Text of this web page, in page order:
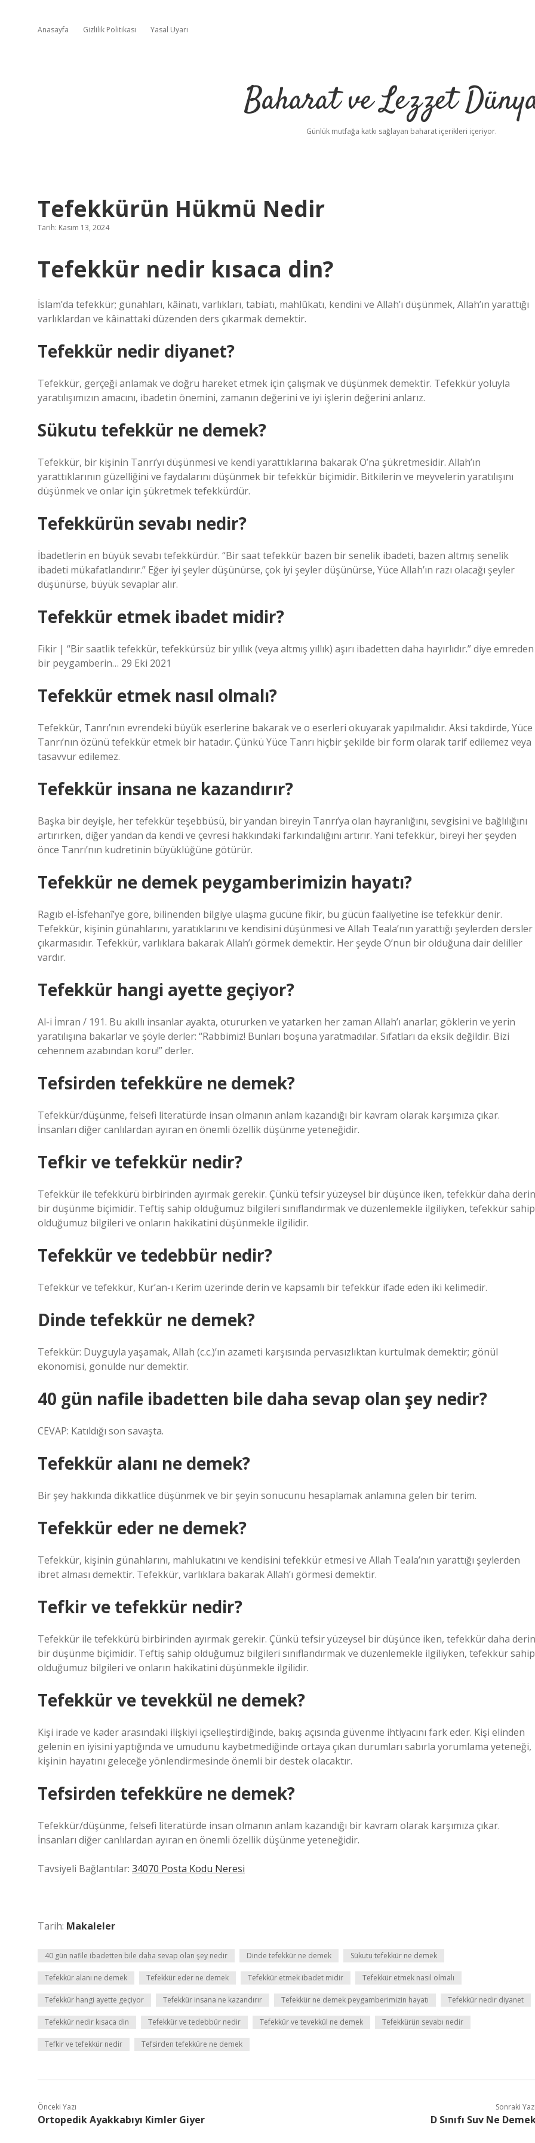
Anasayfa Gizlilik Politikası Yasal Uyarı
Baharat ve Lezzet
Günlük mutfağa katkı sağlayan baharat içerikleri içeriyor.
Tefekkürün Hükmü Nedir
Tarih: Kasım 13, 2024
Tefekkür nedir kısaca din?
İslam’da tefekkür; günahları, kâinatı, varlıkları, tabiatı, mahlûkatı, kendini ve Allah’ı düşünmek, Allah’ın yarattığı
varlıklardan ve kâinattaki düzenden ders çıkarmak demektir.
Tefekkür nedir diyanet?
Tefekkür, gerçeği anlamak ve doğru hareket etmek için çalışmak ve düşünmek demektir. Tefekkür yoluyla
yaratılışımızın amacını, ibadetin önemini, zamanın değerini ve iyi işlerin değerini anlarız.
Sükutu tefekkür ne demek?
Tefekkür, bir kişinin Tanrı’yı ​​düşünmesi ve kendi yarattıklarına bakarak O’na şükretmesidir. Allah’ın
yarattıklarının güzelliğini ve faydalarını düşünmek bir tefekkür biçimidir. Bitkilerin ve meyvelerin yaratılışını
düşünmek ve onlar için şükretmek tefekkürdür.
Tefekkürün sevabı nedir?
İbadetlerin en büyük sevabı tefekkürdür. “Bir saat tefekkür bazen bir senelik ibadeti, bazen altmış senelik
ibadeti mükafatlandırır.” Eğer iyi şeyler düşünürse, çok iyi şeyler düşünürse, Yüce Allah’ın razı olacağı şeyler
düşünürse, büyük sevaplar alır.
Tefekkür etmek ibadet midir?
Fikir | “Bir saatlik tefekkür, tefekkürsüz bir yıllık (veya altmış yıllık) aşırı ibadetten daha hayırlıdır.” diye emreden
bir peygamberin… 29 Eki 2021
Tefekkür etmek nasıl olmalı?
Tefekkür, Tanrı’nın evrendeki büyük eserlerine bakarak ve o eserleri okuyarak yapılmalıdır. Aksi takdirde, Yüce
Tanrı’nın özünü tefekkür etmek bir hatadır. Çünkü Yüce Tanrı hiçbir şekilde bir form olarak tarif edilemez veya
tasavvur edilemez.
Tefekkür insana ne kazandırır?
Başka bir deyişle, her tefekkür teşebbüsü, bir yandan bireyin Tanrı’ya olan hayranlığını, sevgisini ve bağlılığını
artırırken, diğer yandan da kendi ve çevresi hakkındaki farkındalığını artırır. Yani tefekkür, bireyi her şeyden
önce Tanrı’nın kudretinin büyüklüğüne götürür.
Tefekkür ne demek peygamberimizin hayatı?
Ragıb el-İsfehanî’ye göre, bilinenden bilgiye ulaşma gücüne fikir, bu gücün faaliyetine ise tefekkür denir.
Tefekkür, kişinin günahlarını, yaratıklarını ve kendisini düşünmesi ve Allah Teala’nın yarattığı şeylerden dersler
çıkarmasıdır. Tefekkür, varlıklara bakarak Allah’ı görmek demektir. Her şeyde O’nun bir olduğuna dair deliller
vardır.
Tefekkür hangi ayette geçiyor?
Al-i İmran / 191. Bu akıllı insanlar ayakta, otururken ve yatarken her zaman Allah’ı anarlar; göklerin ve yerin
yaratılışına bakarlar ve şöyle derler: “Rabbimiz! Bunları boşuna yaratmadılar. Sıfatları da eksik değildir. Bizi
cehennem azabından koru!” derler.
Tefsirden tefekküre ne demek?
Tefekkür/düşünme, felsefi literatürde insan olmanın anlam kazandığı bir kavram olarak karşımıza çıkar.
İnsanları diğer canlılardan ayıran en önemli özellik düşünme yeteneğidir.
Tefkir ve tefekkür nedir?
Tefekkür ile tefekkürü birbirinden ayırmak gerekir. Çünkü tefsir yüzeysel bir düşünce iken, tefekkür daha derin
bir düşünme biçimidir. Teftiş sahip olduğumuz bilgileri sınıflandırmak ve düzenlemekle ilgiliyken, tefekkür sahip
olduğumuz bilgileri ve onların hakikatini düşünmekle ilgilidir.
Tefekkür ve tedebbür nedir?
Tefekkür ve tefekkür, Kur’an-ı Kerim üzerinde derin ve kapsamlı bir tefekkür ifade eden iki kelimedir.
Dinde tefekkür ne demek?
Tefekkür: Duyguyla yaşamak, Allah (c.c.)’ın azameti karşısında pervasızlıktan kurtulmak demektir; gönül
ekonomisi, gönülde nur demektir.
40 gün nafile ibadetten bile daha sevap olan şey nedir?
CEVAP: Katıldığı son savaşta.
Tefekkür alanı ne demek?
Bir şey hakkında dikkatlice düşünmek ve bir şeyin sonucunu hesaplamak anlamına gelen bir terim.
Tefekkür eder ne demek?
Tefekkür, kişinin günahlarını, mahlukatını ve kendisini tefekkür etmesi ve Allah Teala’nın yarattığı şeylerden
ibret alması demektir. Tefekkür, varlıklara bakarak Allah’ı görmesi demektir.
Tefkir ve tefekkür nedir?
Tefekkür ile tefekkürü birbirinden ayırmak gerekir. Çünkü tefsir yüzeysel bir düşünce iken, tefekkür daha derin
bir düşünme biçimidir. Teftiş sahip olduğumuz bilgileri sınıflandırmak ve düzenlemekle ilgiliyken, tefekkür sahip
olduğumuz bilgileri ve onların hakikatini düşünmekle ilgilidir.
Tefekkür ve tevekkül ne demek?
Kişi irade ve kader arasındaki ilişkiyi içselleştirdiğinde, bakış açısında güvenme ihtiyacını fark eder. Kişi elinden
gelenin en iyisini yaptığında ve umudunu kaybetmediğinde ortaya çıkan durumları sabırla yorumlama yeteneği,
kişinin hayatını geleceğe yönlendirmesinde önemli bir destek olacaktır.
Tefsirden tefekküre ne demek?
Tefekkür/düşünme, felsefi literatürde insan olmanın anlam kazandığı bir kavram olarak karşımıza çıkar.
İnsanları diğer canlılardan ayıran en önemli özellik düşünme yeteneğidir.
Tavsiyeli Bağlantılar: 34070 Posta Kodu Neresi
Tarih: Makaleler
40 gün nafile ibadetten bile daha sevap olan şey nedir Dinde tefekkür ne demek Sükutu tefekkür ne demek
Tefekkür alanı ne demek Tefekkür eder ne demek Tefekkür etmek ibadet midir Tefekkür etmek nasıl olmalı
Tefekkür hangi ayette geçiyor Tefekkür insana ne kazandırır Tefekkür ne demek peygamberimizin hayatı Tefekkür nedir diyanet
Tefekkür nedir kısaca din Tefekkür ve tedebbür nedir Tefekkür ve tevekkül ne demek Tefekkürün sevabı nedir
Tefkir ve tefekkür nedir Tefsirden tefekküre ne demek
Önceki Yazı
Ortopedik Ayakkabıyı Kimler Giyer
Sonraki
D Sınıfı Suv Ne